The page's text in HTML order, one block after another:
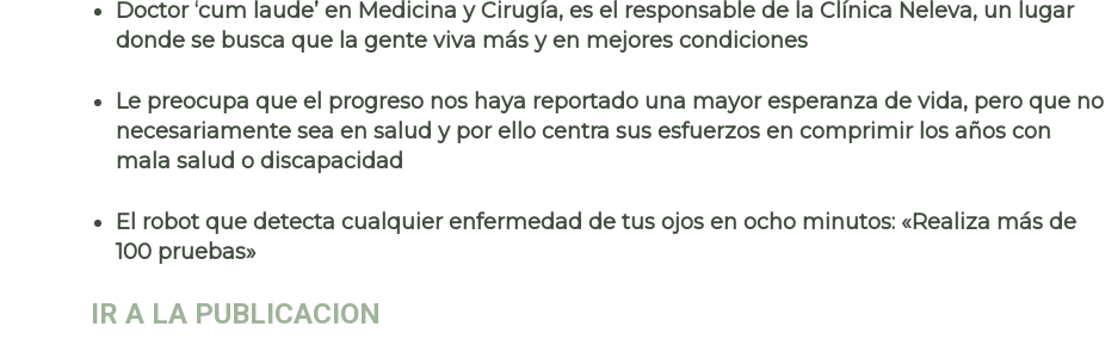
Doctor ‘cum laude’ en Medicina y Cirugía, es el responsable de la Clínica Neleva, un lugar
donde se busca que la gente viva más y en mejores condiciones
Le preocupa que el progreso nos haya reportado una mayor esperanza de vida, pero que no
necesariamente sea en salud y por ello centra sus esfuerzos en comprimir los años con
mala salud o discapacidad
El robot que detecta cualquier enfermedad de tus ojos en ocho minutos: «Realiza más de
100 pruebas»
IR A LA PUBLICACION